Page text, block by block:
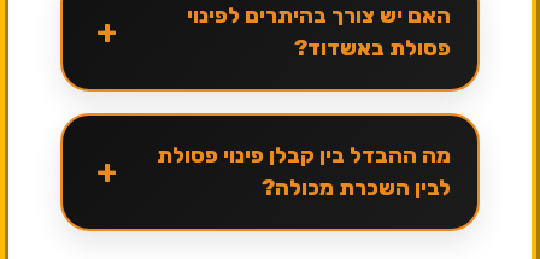
האם יש צורך בהיתרים לפינוי
פסולת באשדוד?
+
מה ההבדל בין קבלן פינוי פסולת
לבין השכרת מכולה?
+